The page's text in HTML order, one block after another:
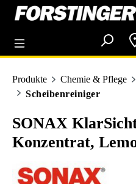
springen
Produkte Chemie & Pflege
Scheibenreiniger
SONAX
Konzentrat,